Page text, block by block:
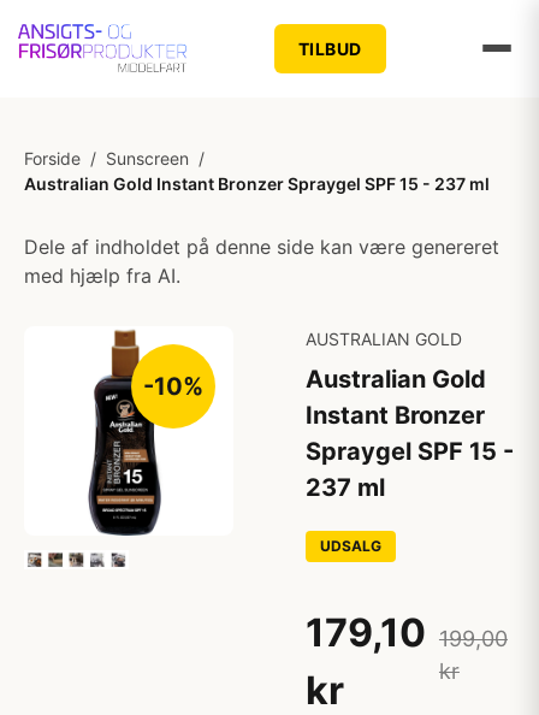
TILBUD
Forside / Sunscreen /
Australian Gold Instant Bronzer Spraygel SPF 15 - 237 ml
Dele af indholdet på denne side kan være genereret
med hjælp fra AI.
-10%
AUSTRALIAN GOLD
Australian Gold
Instant Bronzer
Spraygel SPF 15 -
237 ml
UDSALG
179,10
kr
199,00
kr